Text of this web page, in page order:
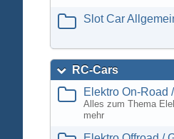
Slot Car
RC-Cars
Elektro On-Road
Alles zum Thema
mehr